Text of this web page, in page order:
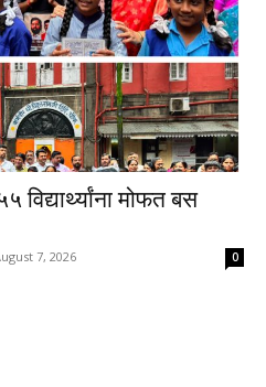
विद्यार्थ्यांना मोफत बस
7, 2026 0